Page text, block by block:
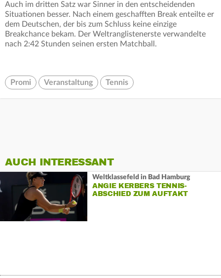
Auch im dritten Satz war Sinner in den entscheidenden
Situationen besser. Nach einem geschafften Break enteilte er
dem Deutschen, der bis zum Schluss keine einzige
Breakchance bekam. Der Weltranglistenerste verwandelte
nach 2:42 Stunden seinen ersten Matchball.
Promi Veranstaltung Tennis
AUCH INTERESSANT
Weltklassefeld in Bad Hamburg
ANGIE KERBERS TENNIS-
ABSCHIED ZUM AUFTAKT